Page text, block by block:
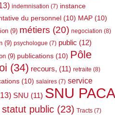
indemnisation (7) instance
du personnel (10) MAP (10)
(9) métiers (20) negociation (8)
(9) psychologue (7) public (12)
(9) publications (10) Pôle
(34) recours, (11) retraite (8)
(10) salaires (7) service
SNU (11) SNU PACA
statut public (23) Tracts (7)